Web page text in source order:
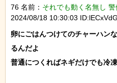
76 名前： それでも動く名無し
2024/08/18 10:30:03
卵にごはんつけてのチャーハン
るんだよ
普通につくればネギだけでも冷